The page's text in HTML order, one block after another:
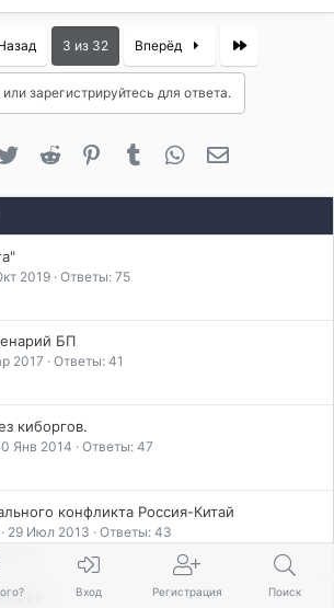
3 из 32 Вперёд Last
зарегистрируйтесь для ответа.
Twitter Reddit PinterestTumblr WhatsApp
2019 Ответы: 75
БП
2017
Ответы: 41
киборгов.
Янв 2014
Ответы: 47
конфликта Россия-Китай
29 Июл 2013
Ответы: 43
Вход Регистрация Поиск